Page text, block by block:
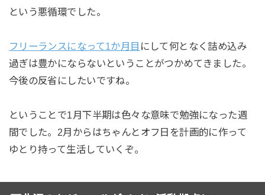
という悪循環でした。
フリーランスになって1か月目 にして何となく詰め込み
過ぎは豊かにならないということがつかめてきました。
今後の反省にしたいですね。
ということで1月下半期は色々な意味で勉強になった週
間でした。2月からはちゃんとオフ日を計画的に作って
ゆとり持って生活していくぞ。